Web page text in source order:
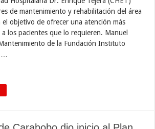
de mantenimiento y rehabilitación del área
el objetivo de ofrecer una atención más
los pacientes que lo requieren. Manuel
de la Fundación Instituto
…